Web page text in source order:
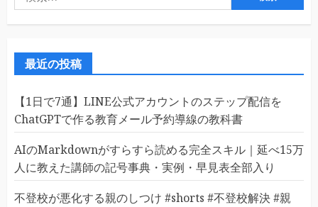
索:
最近の投稿
【1日で7通】LINE公式アカウントのステップ配信を
ChatGPTで作る教育メール予約導線の教科書
AIのMarkdownがすらすら読める完全スキル｜延べ15万
人に教えた講師の記号事典・実例・早見表全部入り
不登校が悪化する親のしつけ #shorts #不登校解決 #親